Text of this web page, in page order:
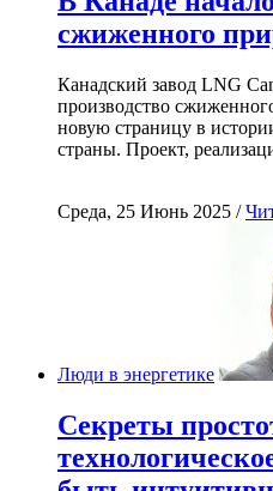
сжиженного
Канадский завод LNG
производство
новую страницу в
страны. Проект,
Среда, 25 Июнь 2025 /
Люди в энергетике
Секреты